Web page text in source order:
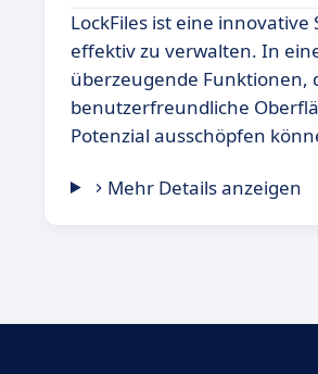
LockFiles ist eine
effektiv zu verwalten. In
überzeugende Funktionen,
benutzerfreundliche
Potenzial ausschöpfen
Mehr Details anzeigen